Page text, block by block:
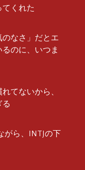
てくれた
なさ」だとエ
のに、いつま
てないから、
る
ら、INTJの下